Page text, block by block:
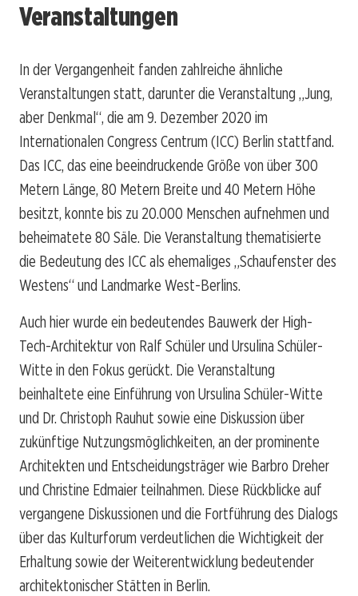
Veranstaltungen
In der Vergangenheit fanden zahlreiche ähnliche
Veranstaltungen statt, darunter die Veranstaltung „Jung,
aber Denkmal“, die am 9. Dezember 2020 im
Internationalen Congress Centrum (ICC) Berlin stattfand.
Das ICC, das eine beeindruckende Größe von über 300
Metern Länge, 80 Metern Breite und 40 Metern Höhe
besitzt, konnte bis zu 20.000 Menschen aufnehmen und
beheimatete 80 Säle. Die Veranstaltung thematisierte
die Bedeutung des ICC als ehemaliges „Schaufenster des
Westens“ und Landmarke West-Berlins.
Auch hier wurde ein bedeutendes Bauwerk der High-
Tech-Architektur von Ralf Schüler und Ursulina Schüler-
Witte in den Fokus gerückt. Die Veranstaltung
beinhaltete eine Einführung von Ursulina Schüler-Witte
und Dr. Christoph Rauhut sowie eine Diskussion über
zukünftige Nutzungsmöglichkeiten, an der prominente
Architekten und Entscheidungsträger wie Barbro Dreher
und Christine Edmaier teilnahmen. Diese Rückblicke auf
vergangene Diskussionen und die Fortführung des Dialogs
über das Kulturforum verdeutlichen die Wichtigkeit der
Erhaltung sowie der Weiterentwicklung bedeutender
architektonischer Stätten in Berlin.